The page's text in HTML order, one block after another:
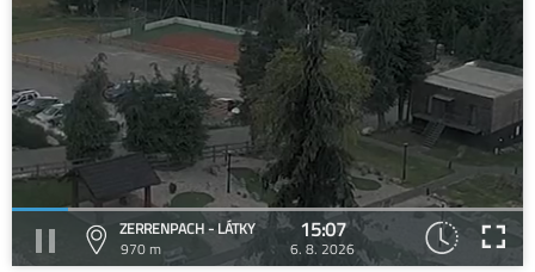
ZERRENPACH - LÁTKY
970 m
15:07
6. 8. 2026